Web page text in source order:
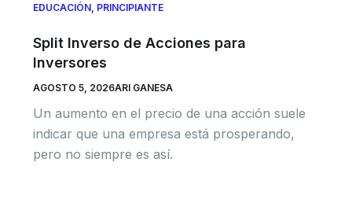
EDUCACIÓN PRINCIPIANTE
Split Inverso de Acciones para
Inversores
AGOSTO 5, 2026ARI GANESA
Un aumento en el precio de una acción suele
indicar que una empresa está prosperando,
pero no siempre es así.